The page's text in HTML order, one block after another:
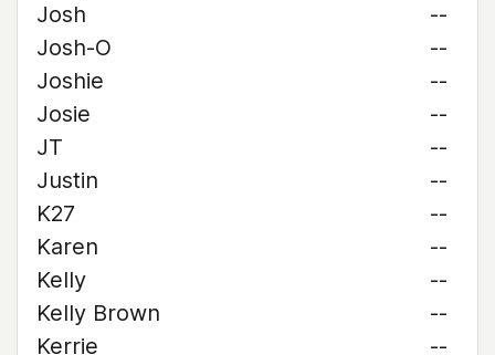
Josh
--
Josh-O
--
Joshie
--
Josie
--
JT
--
Justin
--
K27
--
Karen
--
Kelly
--
Kelly Brown
--
Kerrie
--